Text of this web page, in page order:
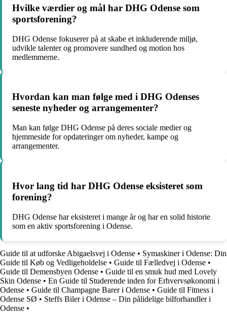
Hvilke værdier og mål har DHG Odense som
sportsforening?
DHG Odense fokuserer på at skabe et inkluderende miljø,
udvikle talenter og promovere sundhed og motion hos
medlemmerne.
Hvordan kan man følge med i DHG Odenses
seneste nyheder og arrangementer?
Man kan følge DHG Odense på deres sociale medier og
hjemmeside for opdateringer om nyheder, kampe og
arrangementer.
Hvor lang tid har DHG Odense eksisteret som
forening?
DHG Odense har eksisteret i mange år og har en solid historie
som en aktiv sportsforening i Odense.
Guide til at udforske Abigaelsvej i Odense • Symaskiner i Odense: Din
Guide til Køb og Vedligeholdelse • Guide til Fælledvej i Odense •
Guide til Demensbyen Odense • Guide til en smuk hud med Lovely
Skin Odense • En Guide til Studerende inden for Erhvervsøkonomi i
Odense • Guide til Champagne Barer i Odense • Guide til Fitness i
Odense SØ • Steffs Biler i Odense – Din pålidelige bilforhandler i
Odense •